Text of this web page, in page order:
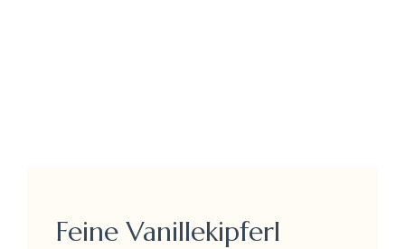
Feine Vanillekipferl